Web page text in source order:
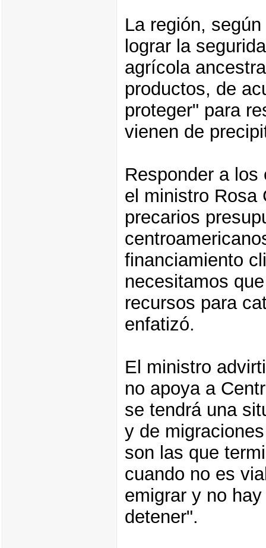
La región,
lograr la
agrícola
productos, de
proteger" para
vienen de
Responder a
el ministro Rosa
precarios
financiamiento
necesitamos
recursos para
enfatizó.
El ministro
no apoya a
se tendrá una
y de
son las que
cuando no es
emigrar y no
detener".